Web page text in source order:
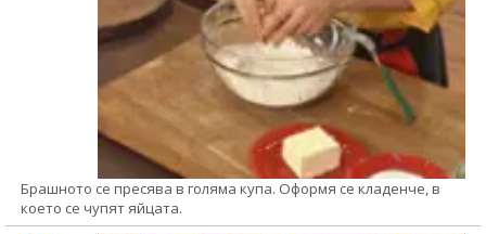
Брашното се пресява в голяма купа. Оформя се кладенче, в
което се чупят яйцата.